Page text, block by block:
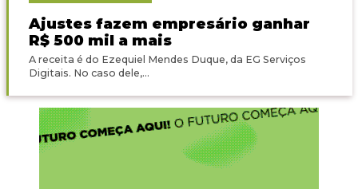
Ajustes fazem empresário ganhar
R$ 500 mil a mais
A receita é do Ezequiel Mendes Duque, da EG Serviços
Digitais. No caso dele,...